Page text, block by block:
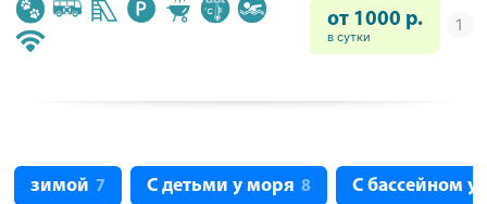
от 1000 р.
в сутки
зимой 7 С детьми у моря 8 С бассейном у